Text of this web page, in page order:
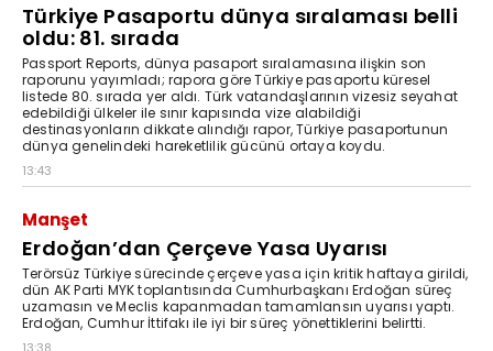
Türkiye Pasaportu dünya sıralaması belli
oldu: 81. sırada
Passport Reports, dünya pasaport sıralamasına ilişkin son
raporunu yayımladı; rapora göre Türkiye pasaportu küresel
listede 80. sırada yer aldı. Türk vatandaşlarının vizesiz seyahat
edebildiği ülkeler ile sınır kapısında vize alabildiği
destinasyonların dikkate alındığı rapor, Türkiye pasaportunun
dünya genelindeki hareketlilik gücünü ortaya koydu.
13:43
Manşet
Erdoğan’dan Çerçeve Yasa Uyarısı
Terörsüz Türkiye sürecinde çerçeve yasa için kritik haftaya girildi,
dün AK Parti MYK toplantısında Cumhurbaşkanı Erdoğan süreç
uzamasın ve Meclis kapanmadan tamamlansın uyarısı yaptı.
Erdoğan, Cumhur İttifakı ile iyi bir süreç yönettiklerini belirtti.